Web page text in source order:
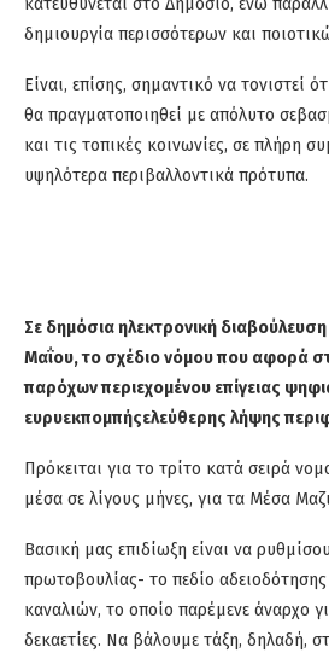
κατευθύνεται στο Δημόσιο, ενώ
δημιουργία περισσότερων και
Είναι, επίσης, σημαντικό να τονιστεί
θα πραγματοποιηθεί με απόλυτο
και τις τοπικές κοινωνίες, σε πλήρη
υψηλότερα περιβαλλοντικά πρότυπα.
Σε δημόσια ηλεκτρονική
Μαΐου, το σχέδιο νόμου που αφορά
παρόχωνπεριεχομένου επίγειας
ευρυεκπομπήςελεύθερης λήψης
Πρόκειται για το τρίτο κατά σειρά
μέσα σε λίγους μήνες, για τα Μέσα
Βασική μας επιδίωξη είναι να
πρωτοβουλίας- το πεδίο αδειοδότησης
καναλιών, το οποίο παρέμενε άναρχο
δεκαετίες. Να βάλουμε τάξη, δηλαδή,